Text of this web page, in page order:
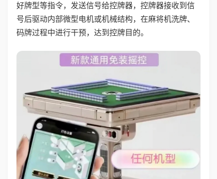
好牌型等指令，发送信号给控牌器，控牌器接收到信
号后驱动内部微型电机或机械结构，在麻将机洗牌、
码牌过程中进行干预，达到控牌目的。